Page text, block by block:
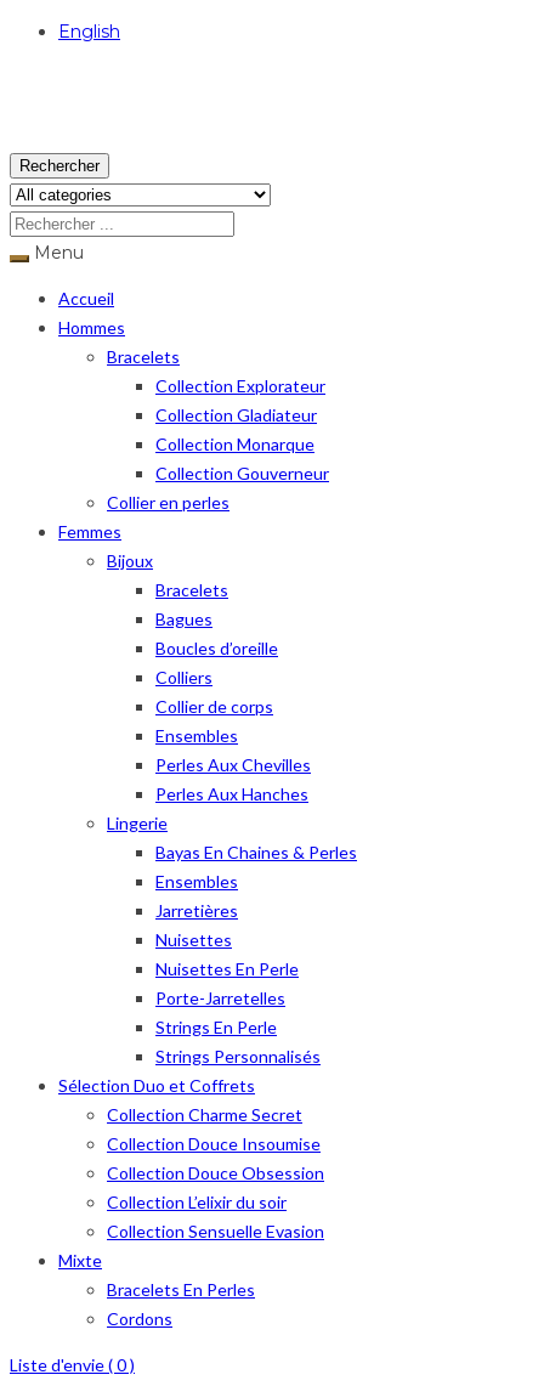
English
Rechercher
Menu
Accueil
Hommes
Bracelets
Collection Explorateur
Collection Gladiateur
Collection Monarque
Collection Gouverneur
Collier en perles
Femmes
Bijoux
Bracelets
Bagues
Boucles d’oreille
Colliers
Collier de corps
Ensembles
Perles Aux Chevilles
Perles Aux Hanches
Lingerie
Bayas En Chaines & Perles
Ensembles
Jarretières
Nuisettes
Nuisettes En Perle
Porte-Jarretelles
Strings En Perle
Strings Personnalisés
Sélection Duo et Coffrets
Collection Charme Secret
Collection Douce Insoumise
Collection Douce Obsession
Collection L’elixir du soir
Collection Sensuelle Evasion
Mixte
Bracelets En Perles
Cordons
Liste d'envie (0)